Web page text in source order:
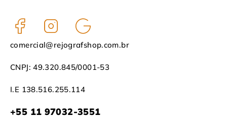
comercial@rejografshop.com.br
CNPJ: 49.320.845/0001-53
I.E 138.516.255.114
+55 11 97032-3551